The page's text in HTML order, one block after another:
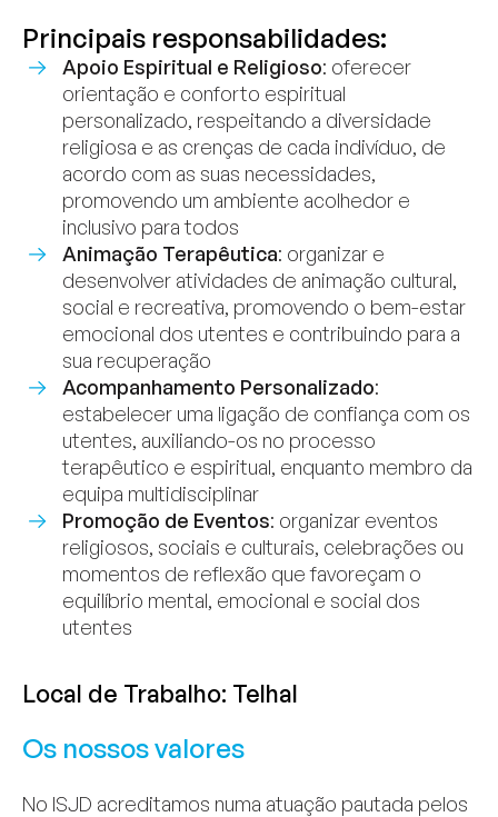
Principais responsabilidades:
Apoio Espiritual e Religioso: oferecer
orientação e conforto espiritual
personalizado, respeitando a diversidade
religiosa e as crenças de cada indivíduo, de
acordo com as suas necessidades,
promovendo um ambiente acolhedor e
inclusivo para todos
Animação Terapêutica: organizar e
desenvolver atividades de animação cultural,
social e recreativa, promovendo o bem-estar
emocional dos utentes e contribuindo para a
sua recuperação
Acompanhamento Personalizado:
estabelecer uma ligação de confiança com os
utentes, auxiliando-os no processo
terapêutico e espiritual, enquanto membro da
equipa multidisciplinar
Promoção de Eventos: organizar eventos
religiosos, sociais e culturais, celebrações ou
momentos de reflexão que favoreçam o
equilíbrio mental, emocional e social dos
utentes
Local de Trabalho: Telhal
Os nossos valores
No ISJD acreditamos numa atuação pautada pelos